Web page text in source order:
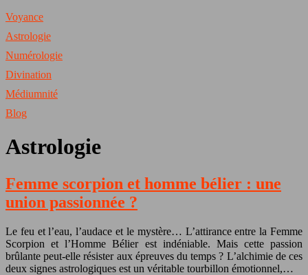
Voyance
Astrologie
Numérologie
Divination
Médiumnité
Blog
Astrologie
Femme scorpion et homme bélier : une
union passionnée ?
Le feu et l’eau, l’audace et le mystère… L’attirance entre la Femme
Scorpion et l’Homme Bélier est indéniable. Mais cette passion
brûlante peut-elle résister aux épreuves du temps ? L’alchimie de ces
deux signes astrologiques est un véritable tourbillon émotionnel,…